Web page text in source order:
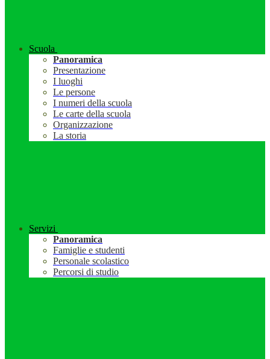
Scuola
Panoramica
Presentazione
I luoghi
Le persone
I numeri della scuola
Le carte della scuola
Organizzazione
La storia
Servizi
Panoramica
Famiglie e studenti
Personale scolastico
Percorsi di studio